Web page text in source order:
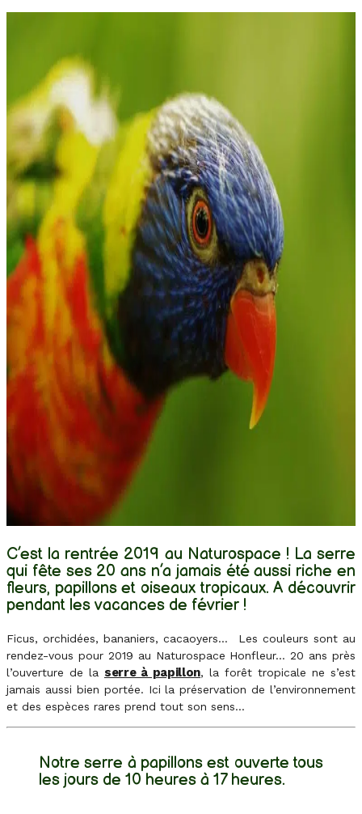
C’est la rentrée 2019 au Naturospace ! La serre
qui fête ses 20 ans n’a jamais été aussi riche en
fleurs, papillons et oiseaux tropicaux. A découvrir
pendant les vacances de février !
Ficus, orchidées, bananiers, cacaoyers… Les couleurs sont au
rendez-vous pour 2019 au Naturospace Honfleur… 20 ans près
l’ouverture de la serre à papillon, la forêt tropicale ne s’est
jamais aussi bien portée. Ici la préservation de l’environnement
et des espèces rares prend tout son sens…
Notre serre à papillons est ouverte tous
les jours de 10 heures à 17 heures.